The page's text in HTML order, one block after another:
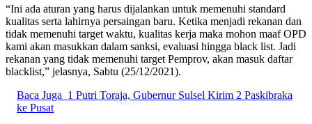
“Ini ada aturan yang harus dijalankan untuk memenuhi standard
kualitas serta lahirnya persaingan baru. Ketika menjadi rekanan dan
tidak memenuhi target waktu, kualitas kerja maka mohon maaf OPD
kami akan masukkan dalam sanksi, evaluasi hingga black list. Jadi
rekanan yang tidak memenuhi target Pemprov, akan masuk daftar
blacklist,” jelasnya, Sabtu (25/12/2021).
Baca Juga 1 Putri Toraja, Gubernur Sulsel Kirim 2 Paskibraka
ke Pusat